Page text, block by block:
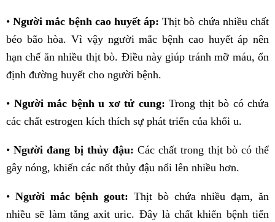
•Người mắc bệnh cao huyết áp: Thịt bò chứa nhiều chất
béo bão hòa. Vì vậy người mắc bệnh cao huyết áp nên
hạn chế ăn nhiều thịt bò. Điều này giúp tránh mỡ máu, ổn
định đường huyết cho người bệnh.
• Người mắc bệnh u xơ tử cung: Trong thịt bò có chứa
các chất estrogen kích thích sự phát triển của khối u.
•Người đang bị thủy đậu: Các chất trong thịt bò có thể
gây nóng, khiến các nốt thủy đậu nổi lên nhiều hơn.
• Người mắc bệnh gout: Thịt bò chứa nhiều đạm, ăn
nhiều sẽ làm tăng axit uric. Đây là chất khiến bệnh tiến